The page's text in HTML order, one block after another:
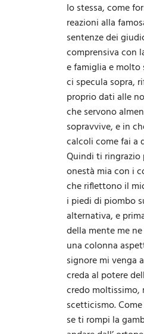
Io stessa, come
reazioni alla
sentenze dei
comprensiva con
e famiglia e molto
ci specula sopra,
proprio dati alle
che servono
sopravvive, e in
calcoli come fai a
Quindi ti ringrazio
onestà mia con i
che riflettono il
i piedi di piombo
alternativa, e
della mente me
una colonna
signore mi venga
creda al potere
credo
scetticismo.
se ti rompi la